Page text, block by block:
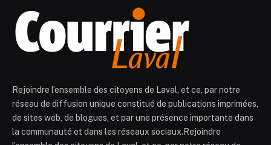
Rejoindre l’ensemble des citoyens de Laval, et ce, par notre
réseau de diffusion unique constitué de publications imprimées,
de sites web, de blogues, et par une présence importante dans
la communauté et dans les réseaux sociaux.Rejoindre